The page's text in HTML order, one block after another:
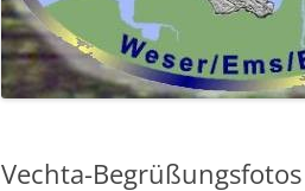
2019
2018
2016
Vechta-Begrüßungsfotos